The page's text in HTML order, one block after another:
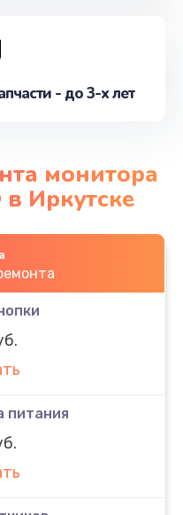
- до 3-х лет
монитора
Иркутске
питания